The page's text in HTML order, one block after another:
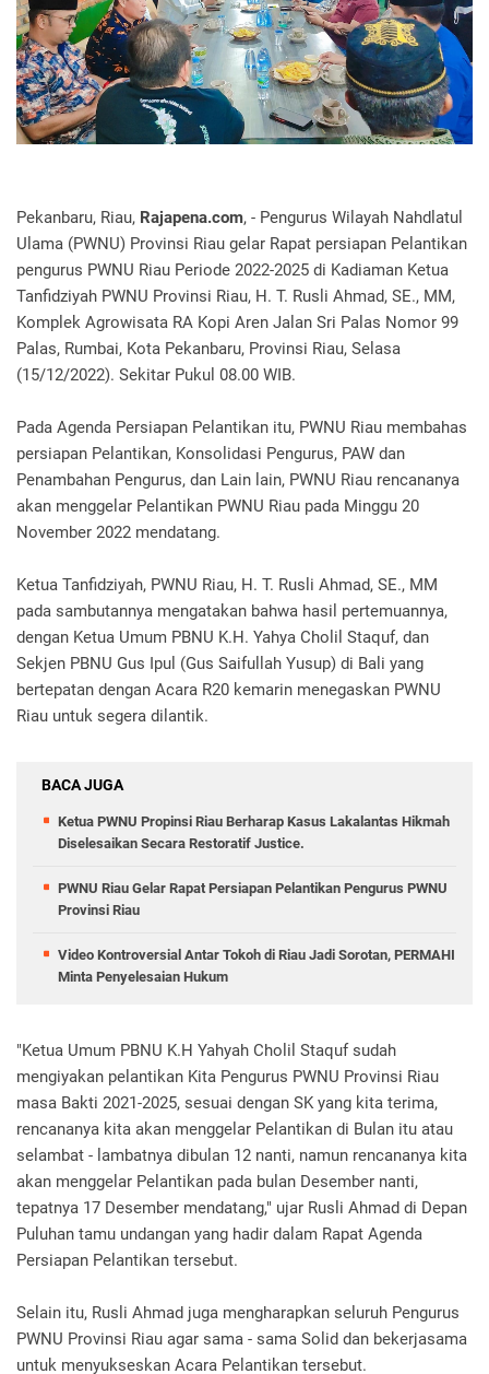
Pekanbaru, Riau, Rajapena.com, - Pengurus Wilayah Nahdlatul
Ulama (PWNU) Provinsi Riau gelar Rapat persiapan Pelantikan
pengurus PWNU Riau Periode 2022-2025 di Kadiaman Ketua
Tanfidziyah PWNU Provinsi Riau, H. T. Rusli Ahmad, SE., MM,
Komplek Agrowisata RA Kopi Aren Jalan Sri Palas Nomor 99
Palas, Rumbai, Kota Pekanbaru, Provinsi Riau, Selasa
(15/12/2022). Sekitar Pukul 08.00 WIB.
Pada Agenda Persiapan Pelantikan itu, PWNU Riau membahas
persiapan Pelantikan, Konsolidasi Pengurus, PAW dan
Penambahan Pengurus, dan Lain lain, PWNU Riau rencananya
akan menggelar Pelantikan PWNU Riau pada Minggu 20
November 2022 mendatang.
Ketua Tanfidziyah, PWNU Riau, H. T. Rusli Ahmad, SE., MM
pada sambutannya mengatakan bahwa hasil pertemuannya,
dengan Ketua Umum PBNU K.H. Yahya Cholil Staquf, dan
Sekjen PBNU Gus Ipul (Gus Saifullah Yusup) di Bali yang
bertepatan dengan Acara R20 kemarin menegaskan PWNU
Riau untuk segera dilantik.
BACA JUGA
Ketua PWNU Propinsi Riau Berharap Kasus Lakalantas Hikmah
Diselesaikan Secara Restoratif Justice.
PWNU Riau Gelar Rapat Persiapan Pelantikan Pengurus PWNU
Provinsi Riau
Video Kontroversial Antar Tokoh di Riau Jadi Sorotan, PERMAHI
Minta Penyelesaian Hukum
"Ketua Umum PBNU K.H Yahyah Cholil Staquf sudah
mengiyakan pelantikan Kita Pengurus PWNU Provinsi Riau
masa Bakti 2021-2025, sesuai dengan SK yang kita terima,
rencananya kita akan menggelar Pelantikan di Bulan itu atau
selambat - lambatnya dibulan 12 nanti, namun rencananya kita
akan menggelar Pelantikan pada bulan Desember nanti,
tepatnya 17 Desember mendatang," ujar Rusli Ahmad di Depan
Puluhan tamu undangan yang hadir dalam Rapat Agenda
Persiapan Pelantikan tersebut.
Selain itu, Rusli Ahmad juga mengharapkan seluruh Pengurus
PWNU Provinsi Riau agar sama - sama Solid dan bekerjasama
untuk menyukseskan Acara Pelantikan tersebut.